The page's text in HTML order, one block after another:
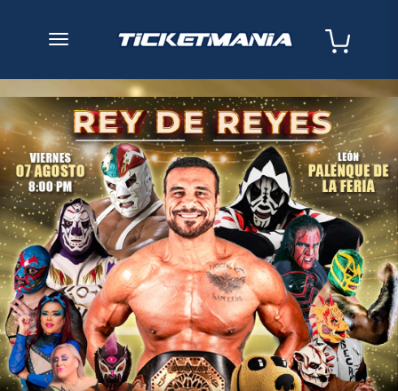
desplegar navegación